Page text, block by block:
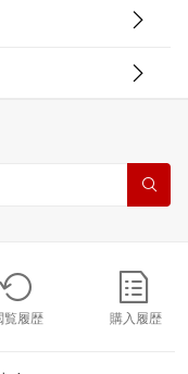
覧履歴 購入履歴